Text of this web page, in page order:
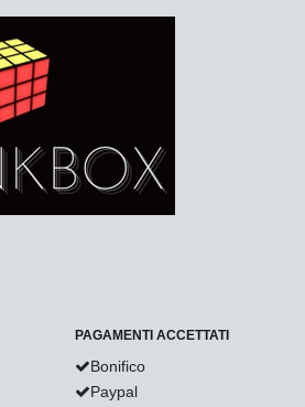
PAGAMENTI ACCETTATI
Bonifico
Paypal